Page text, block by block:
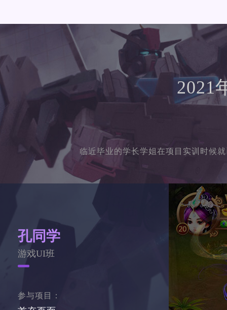
2021
临近毕业的学长学姐在项目实训时候
孔同学
游戏UI班
参与项目：